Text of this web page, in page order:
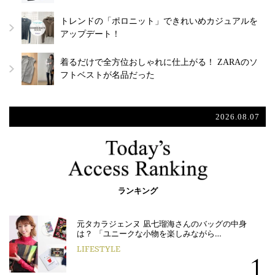
トレンドの「ポロニット」できれいめカジュアルを
アップデート！
着るだけで全方位おしゃれに仕上がる！ ZARAのソ
フトベストが名品だった
2026.08.07
ランキング
元タカラジェンヌ 凪七瑠海さんのバッグの中身
は？ 「ユニークな小物を楽しみながら…
LIFESTYLE